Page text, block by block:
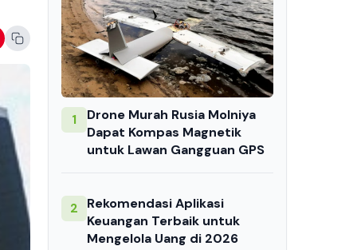
1
Drone Murah Rusia Molniya
Dapat Kompas Magnetik
untuk Lawan Gangguan GPS
2 Rekomendasi Aplikasi
Keuangan Terbaik untuk
Mengelola Uang di 2026